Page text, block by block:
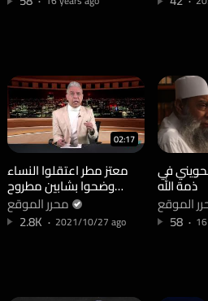
” !!
02:17
معتز مطر اعتقلوا النساء
وضحوا بشابين مطروح
على صفيح ساخن نريد
مقابلة السيسي !!
محرر الموقع
2.8K 2021/10/27 ago
في
ذمة الله
الموقع
58